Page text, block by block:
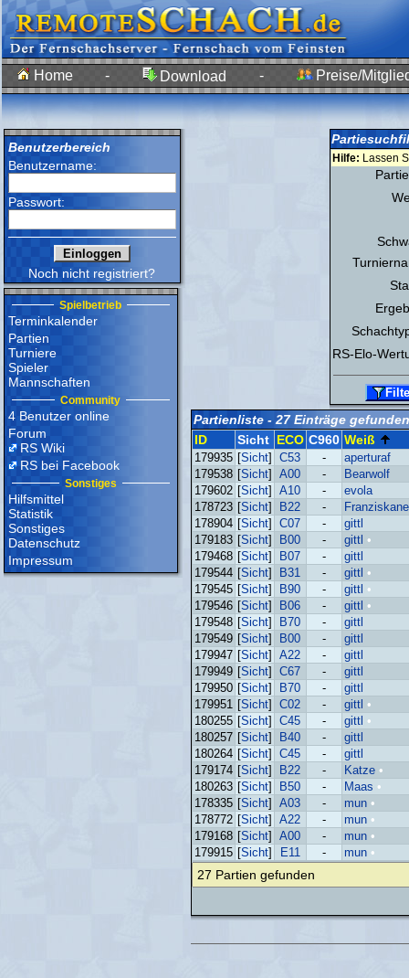
Home - Download - Preise/
Benutzerbereich
Benutzername:
Passwort:
Noch nicht registriert?
Spielbetrieb
Terminkalender
Partien
Turniere
Spieler
Mannschaften
Community
4 Benutzer online
Forum
RS Wiki
RS bei Facebook
Sonstiges
Hilfsmittel
Statistik
Sonstiges
Datenschutz
Impressum
Hilfe: Lassen
RS-Elo-
Partienliste - 27 Einträge gefunden
ID
Sicht ECO C960 Weiß
179935 [Sicht] C53 -
aperturaf
179538 [Sicht] A00 -
Bearwolf
179602 [Sicht] A10 -
evola
178723 [Sicht] B22 -
178904 [Sicht] C07 -
gittl
179183 [Sicht] B00 - gittl •
179468 [Sicht] B07 -
gittl
179544 [Sicht] B31 - gittl •
179545 [Sicht] B90 - gittl •
179546 [Sicht] B06 - gittl •
179548 [Sicht] B70 -
gittl
179549 [Sicht] B00 -
gittl
179947 [Sicht] A22 -
gittl
179949 [Sicht] C67 -
gittl
179950 [Sicht] B70 -
gittl
179951 [Sicht] C02 - gittl •
180255 [Sicht] C45 - gittl •
180257 [Sicht] B40 -
gittl
180264 [Sicht] C45 -
gittl
179174 [Sicht] B22 - Katze •
180263 [Sicht] B50 - Maas •
178335 [Sicht] A03 - mun •
178772 [Sicht] A22 - mun •
179168 [Sicht] A00 - mun •
179915 [Sicht] E11 - mun •
27 Partien gefunden